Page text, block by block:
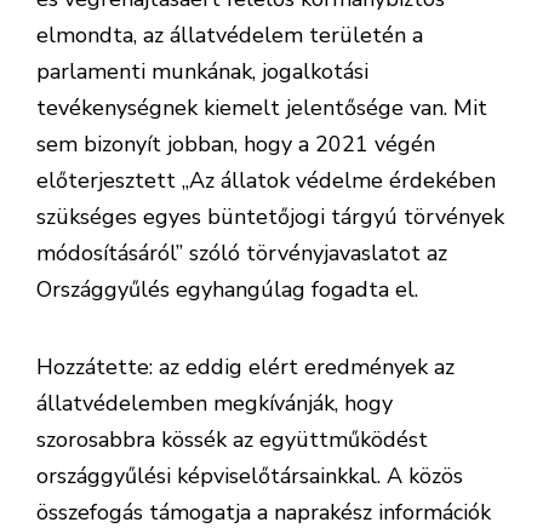
elmondta, az állatvédelem területén a
parlamenti munkának, jogalkotási
tevékenységnek kiemelt jelentősége van. Mit
sem bizonyít jobban, hogy a 2021 végén
előterjesztett „Az állatok védelme érdekében
szükséges egyes büntetőjogi tárgyú törvények
módosításáról” szóló törvényjavaslatot az
Országgyűlés egyhangúlag fogadta el.
Hozzátette: az eddig elért eredmények az
állatvédelemben megkívánják, hogy
szorosabbra kössék az együttműködést
országgyűlési képviselőtársainkkal. A közös
összefogás támogatja a naprakész információk